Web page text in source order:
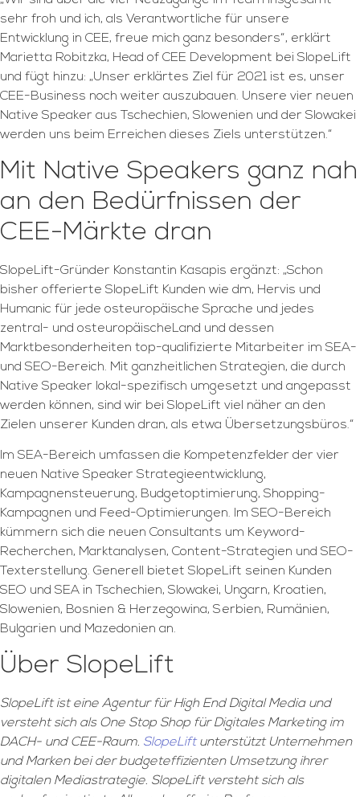
sehr froh und ich, als Verantwortliche für unsere
Entwicklung in CEE, freue mich ganz besonders“, erklärt
Marietta Robitzka, Head of CEE Development bei SlopeLift
und fügt hinzu: „Unser erklärtes Ziel für 2021 ist es, unser
CEE-Business noch weiter auszubauen. Unsere vier neuen
Native Speaker aus Tschechien, Slowenien und der Slowakei
werden uns beim Erreichen dieses Ziels unterstützen.“
Mit Native Speakers ganz nah
an den Bedürfnissen der
CEE-Märkte dran
SlopeLift-Gründer Konstantin Kasapis ergänzt: „Schon
bisher offerierte SlopeLift Kunden wie dm, Hervis und
Humanic für jede osteuropäische Sprache und jedes
zentral- und osteuropäischeLand und dessen
Marktbesonderheiten top-qualifizierte Mitarbeiter im SEA-
und SEO-Bereich. Mit ganzheitlichen Strategien, die durch
Native Speaker lokal-spezifisch umgesetzt und angepasst
werden können, sind wir bei SlopeLift viel näher an den
Zielen unserer Kunden dran, als etwa Übersetzungsbüros.“
Im SEA-Bereich umfassen die Kompetenzfelder der vier
neuen Native Speaker Strategieentwicklung,
Kampagnensteuerung, Budgetoptimierung, Shopping-
Kampagnen und Feed-Optimierungen. Im SEO-Bereich
kümmern sich die neuen Consultants um Keyword-
Recherchen, Marktanalysen, Content-Strategien und SEO-
Texterstellung. Generell bietet SlopeLift seinen Kunden
SEO und SEA in Tschechien, Slowakei, Ungarn, Kroatien,
Slowenien, Bosnien & Herzegowina, Serbien, Rumänien,
Bulgarien und Mazedonien an.
Über SlopeLift
SlopeLift ist eine Agentur für High End Digital Media und
versteht sich als One Stop Shop für Digitales Marketing im
DACH- und CEE-Raum. SlopeLiftunterstützt Unternehmen
und Marken bei der budgeteffizienten Umsetzung ihrer
digitalen Mediastrategie. SlopeLift versteht sich als